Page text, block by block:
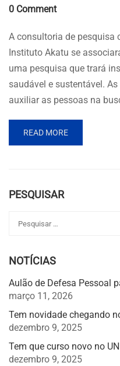
0 Comment
A consultoria de pesquisa
Instituto Akatu se
uma pesquisa que trará
saudável e sustentável.
auxiliar as pessoas na
READ MORE
PESQUISAR
NOTÍCIAS
Aulão de Defesa Pessoal
março 11, 2026
Tem novidade chegando
dezembro 9, 2025
Tem que curso novo no
dezembro 9, 2025